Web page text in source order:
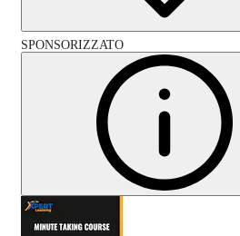
SPONSORIZZATO